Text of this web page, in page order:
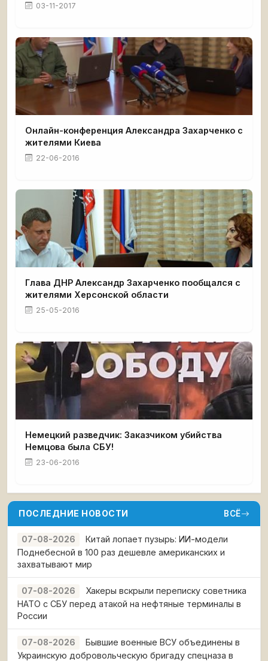
03-11-2017
Онлайн-конференция Александра Захарченко с
жителями Киева
22-06-2016
Глава ДНР Александр Захарченко пообщался с
жителями Херсонской области
25-05-2016
Немецкий разведчик: Заказчиком убийства
Немцова была СБУ!
23-06-2016
ПОСЛЕДНИЕ НОВОСТИ ВСЁ
07-08-2026
Китай лопает пузырь: ИИ-модели
Поднебесной в 100 раз дешевле американских и
захватывают мир
07-08-2026
Хакеры вскрыли переписку советника
НАТО с СБУ перед атакой на нефтяные терминалы в
России
07-08-2026
Бывшие военные ВСУ объединены в
Украинскую добровольческую бригаду спецназа в